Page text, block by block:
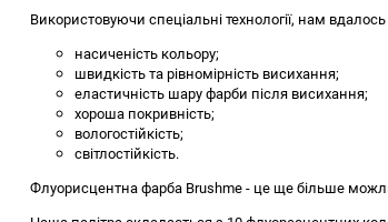
Використовуючи спеціальні технології, нам
насиченість кольору;
швидкість та рівномірність висихання;
еластичність шару фарби після висихання;
хороша покривність;
вологостійкість;
світлостійкість.
Флуорисцентна фарба Brushme - це ще більше